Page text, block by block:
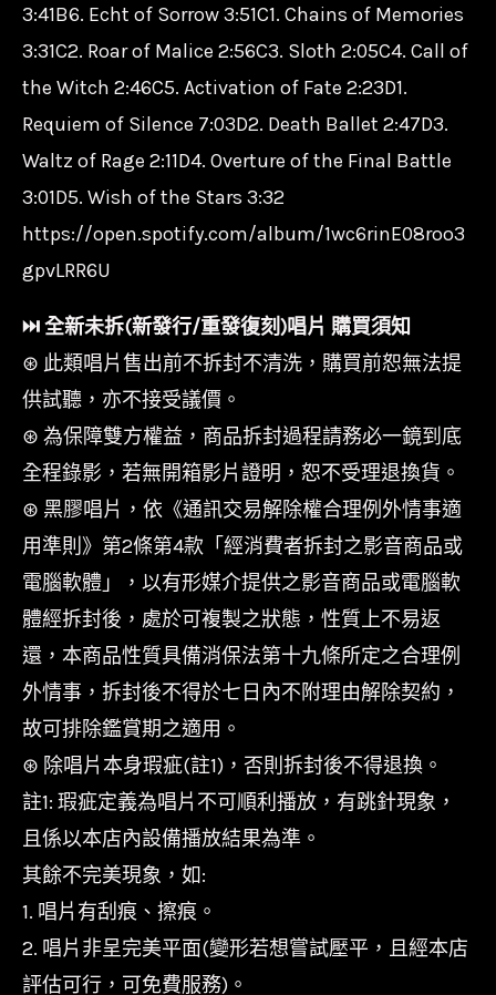
3:41B6. Echt of Sorrow 3:51C1. Chains of Memories
3:31C2. Roar of Malice 2:56C3. Sloth 2:05C4. Call of
the Witch 2:46C5. Activation of Fate 2:23D1.
Requiem of Silence 7:03D2. Death Ballet 2:47D3.
Waltz of Rage 2:11D4. Overture of the Final Battle
3:01D5. Wish of the Stars 3:32
https://open.spotify.com/album/1wc6rinE08roo3
gpvLRR6U
⏭︎ 全新未拆(新發行/重發復刻)唱片 購買須知
⊛ 此類唱片售出前不拆封不清洗，購買前恕無法提
供試聽，亦不接受議價。
⊛ 為保障雙方權益，商品拆封過程請務必一鏡到底
全程錄影，若無開箱影片證明，恕不受理退換貨。
⊛ 黑膠唱片，依《通訊交易解除權合理例外情事適
用準則》第2條第4款「經消費者拆封之影音商品或
電腦軟體」，以有形媒介提供之影音商品或電腦軟
體經拆封後，處於可複製之狀態，性質上不易返
還，本商品性質具備消保法第十九條所定之合理例
外情事，拆封後不得於七日內不附理由解除契約，
故可排除鑑賞期之適用。
⊛ 除唱片本身瑕疵(註1)，否則拆封後不得退換。
註1: 瑕疵定義為唱片不可順利播放，有跳針現象，
且係以本店內設備播放結果為準。
其餘不完美現象，如:
1. 唱片有刮痕、擦痕。
2. 唱片非呈完美平面(變形若想嘗試壓平，且經本店
評估可行，可免費服務)。